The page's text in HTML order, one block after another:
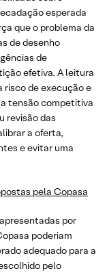
esperada
que o problema da
de desenho
de
efetiva. A leitura
risco de execução e
tensão competitiva
revisão das
a oferta,
e evitar uma
pela Copasa
por
poderiam
adequado para a
pelo